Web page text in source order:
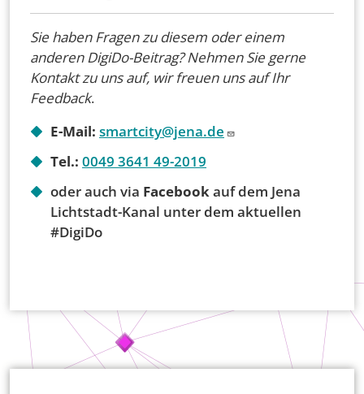
Sie haben Fragen zu diesem oder einem
anderen DigiDo-Beitrag? Nehmen Sie gerne
Kontakt zu uns auf, wir freuen uns auf Ihr
Feedback.
E-Mail: smartcity@jena.de
Tel.: 0049 3641 49-2019
oder auch via Facebookauf dem Jena
Lichtstadt-Kanal unter dem aktuellen
#DigiDo